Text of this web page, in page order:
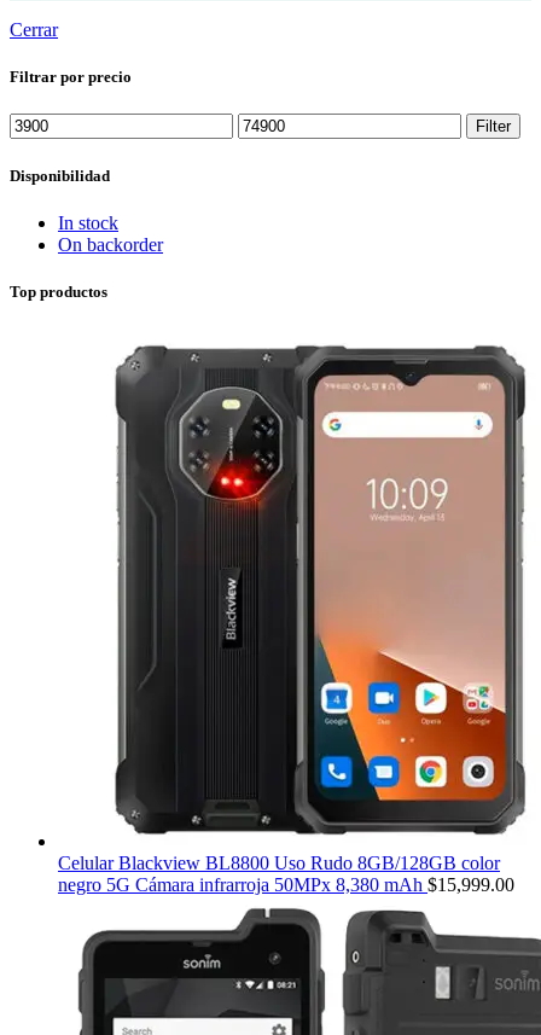
Cerrar
Filtrar por precio
Min
price
Max
price
Filter
Disponibilidad
In stock
On backorder
Top productos
Celular Blackview BL8800 Uso Rudo 8GB/128GB color
negro 5G Cámara infrarroja 50MPx 8,380 mAh $15,999.00